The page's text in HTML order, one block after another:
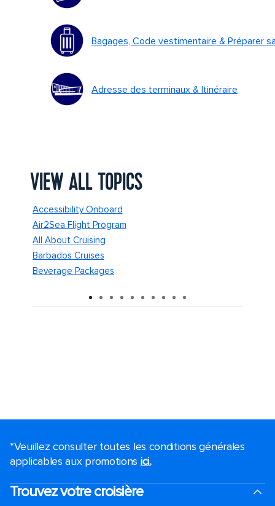
Bagages, Code vestimentaire & Préparer
Adresse des terminaux & Itinéraire
VIEW ALL TOPICS
Accessibility Onboard
Air2Sea Flight Program
All About Cruising
Barbados Cruises
Beverage Packages
*Veuillez consulter toutes les conditions générales
applicables aux promotions ici..
Trouvez votre croisière